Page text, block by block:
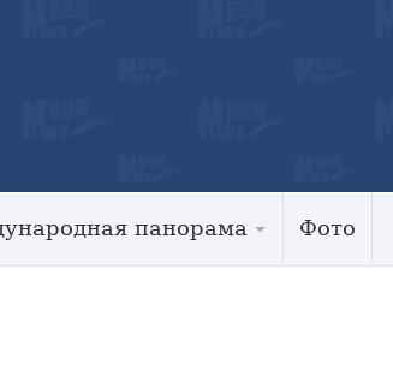
панорама Фото